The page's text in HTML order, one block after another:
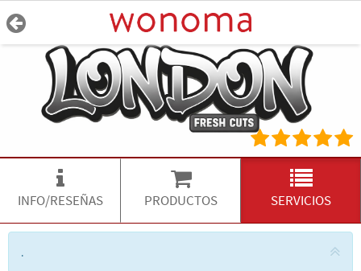
INFO/RESEÑAS PRODUCTOS SERVICIOS
.